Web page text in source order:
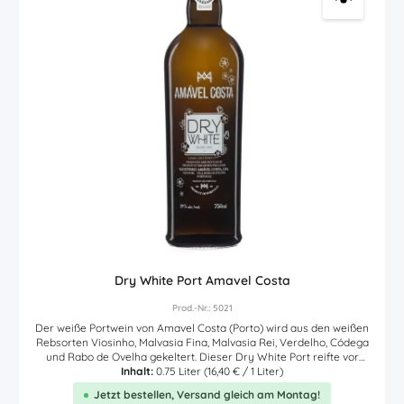
Dry White Port Amavel Costa
Prod.-Nr.: 5021
Der weiße Portwein von Amavel Costa (Porto) wird aus den weißen
Rebsorten Viosinho, Malvasia Fina, Malvasia Rei, Verdelho, Códega
und Rabo de Ovelha gekeltert. Dieser Dry White Port reifte vor
seiner Abfüllung zuerst in Edelstahltanks und anschließend in alten
Barrique Eichenholzfässern. In der Farbe goldgelb, begeistert
dieser Dry White Portwein durch Aromen reifer Zitronen, Limetten
Inhalt: 0.75 Liter (16,40 € / 1 Liter)
Jetzt bestellen, Versand gleich am Montag!